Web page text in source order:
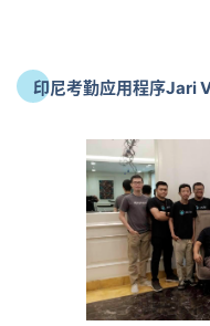
印尼考勤应用程序Jari